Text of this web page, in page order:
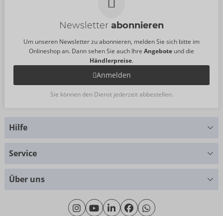
Newsletter abonnieren
Um unseren Newsletter zu abonnieren, melden Sie sich bitte im
Onlineshop an. Dann sehen Sie auch Ihre Angebote und die
Händlerpreise.
Anmelden
Sie können den Dienst jederzeit abbestellen.
Hilfe
Montag - Donnerstag: 09:00 - 16:00 Uhr
Freitag: 09:00 - 15:00 Uhr
Service
Über uns
Wir über uns